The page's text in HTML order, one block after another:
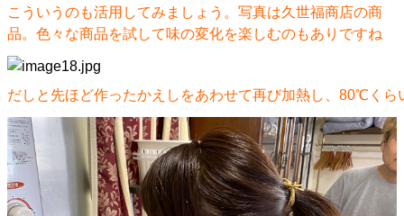
こういうのも活用してみましょう。写真は久世福商店の商
品。色々な商品を試して味の変化を楽しむのもありですね
だしと先ほど作ったかえしをあわせて再び加熱し、80℃くら